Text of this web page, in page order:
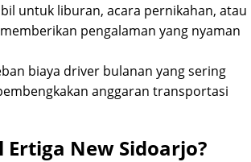
untuk liburan, acara pernikahan, atau
pengalaman yang nyaman
biaya driver bulanan yang sering
anggaran transportasi
New Sidoarjo?